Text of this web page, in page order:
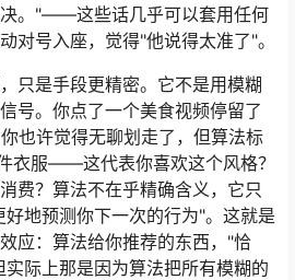
。"——这些话几乎可以套用任何
对号入座，觉得"他说得太准了"。
只是手段更精密。它不是用模糊
号。你点了一个美食视频停留了
也许觉得无聊划走了，但算法标
衣服——这代表你喜欢这个风格？
费？算法不在乎精确含义，它只
地预测你下一次的行为"。这就是
应：算法给你推荐的东西，"恰
际上那是因为算法把所有模糊的